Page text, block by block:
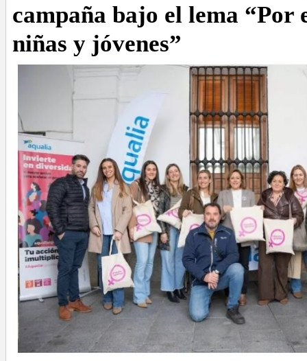
campaña bajo el lema “Por
niñas y jóvenes”